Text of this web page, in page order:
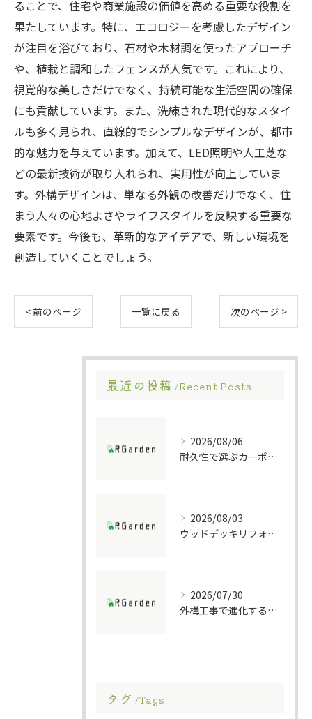
ることで、住宅や商業施設の価値を高める重要な役割を
果たしています。特に、エコロジーを考慮したデザイン
が注目を浴びており、石材や木材調を使ったアプローチ
や、植栽と調和したフェンスが人気です。これにより、
視覚的な美しさだけでなく、持続可能な生活空間の確保
にも貢献しています。また、洗練された現代的なスタイ
ルも多く見られ、直線的でシンプルなデザインが、都市
的な魅力を与えています。加えて、LED照明や人工芝な
どの最新技術が取り入れられ、実用性が向上していま
す。外構デザインは、単なる外観の改善だけでなく、住
まう人々の心地よさやライフスタイルを反映する重要な
要素です。今後も、革新的なアイデアで、新しい環境を
創造していくことでしょう。
< 前のページ 一覧に戻る 次のページ >
最近の投稿 Recent Posts
2026/08/06
耐久性で選ぶカーポート素材の特徴
2026/08/03
ウッドデッキリフォームの重要ポイント解説
2026/07/30
外構工事で進化する防犯ポストの技術
タグ Tags